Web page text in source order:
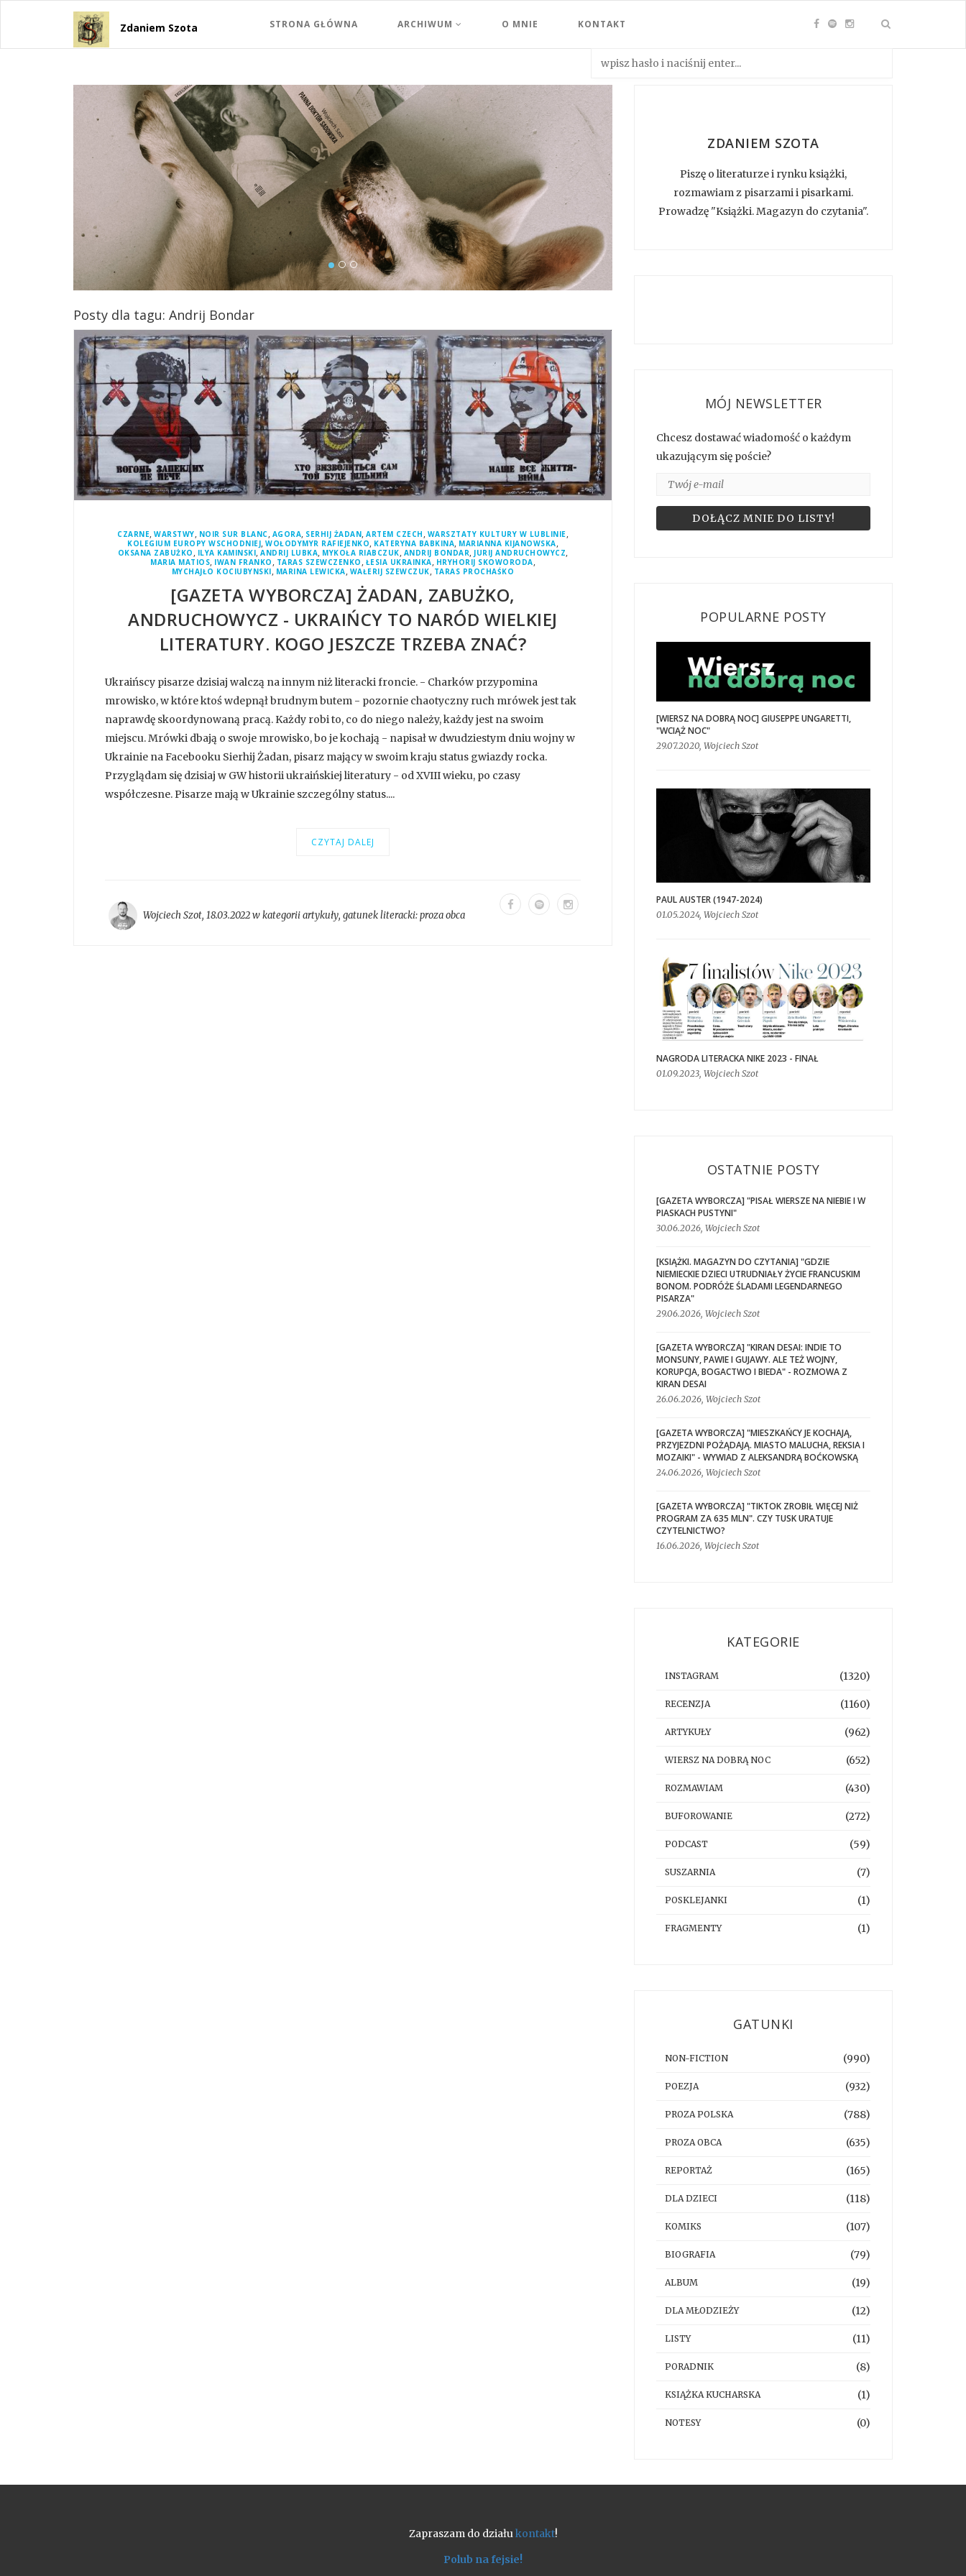
Zdaniem Szota STRONA GŁÓWNA ARCHIWUM O MNIE KONTAKT
Posty dla tagu: Andrij Bondar
CZARNE,WARSTWY, NOIR SUR BLANC, AGORA, SERHIJ ŻADAN,ARTEM CZECH , WARSZTATY KULTURY W LUBLINIE,
KOLEGIUM EUROPY WSCHODNIEJ,WOŁODYMYR RAFIEJENKO, KATERYNA BABKINA, MARIANNA KIJANOWSKA,
OKSANA ZABUŻKO , ILYA KAMINSKI,ANDRIJ LUBKA, MYKOŁA RIABCZUK, ANDRIJ BONDAR, JURIJ ANDRUCHOWYCZ,
MARIA MATIOS, IWAN FRANKO , TARAS SZEWCZENKO , ŁESIA UKRAINKA, HRYHORIJ SKOWORODA,
MYCHAJŁO KOCIUBYNSKI, MARINA LEWICKA, WAŁERIJ SZEWCZUK, TARAS PROCHAŚKO
[GAZETA WYBORCZA] ŻADAN, ZABUŻKO,
ANDRUCHOWYCZ - UKRAIŃCY TO NARÓD WIELKIEJ
LITERATURY. KOGO JESZCZE TRZEBA ZNAĆ?
Ukraińscy pisarze dzisiaj walczą na innym niż literacki froncie. - Charków przypomina
mrowisko, w które ktoś wdepnął brudnym butem - pozornie chaotyczny ruch mrówek jest tak
naprawdę skoordynowaną pracą. Każdy robi to, co do niego należy, każdy jest na swoim
miejscu. Mrówki dbają o swoje mrowisko, bo je kochają - napisał w dwudziestym dniu wojny w
Ukrainie na Facebooku Sierhij Żadan, pisarz mający w swoim kraju status gwiazdy rocka.
Przyglądam się dzisiaj w GW historii ukraińskiej literatury - od XVIII wieku, po czasy
współczesne. Pisarze mają w Ukrainie szczególny status....
CZYTAJ DALEJ
Wojciech Szot, 18.03.2022 w kategoriiartykuły, gatunek literacki:proza obca
ZDANIEM SZOTA
Piszę o literaturze i rynku książki,
rozmawiam z pisarzami i pisarkami.
Prowadzę "Książki. Magazyn do czytania".
MÓJ NEWSLETTER
Chcesz dostawać wiadomość o każdym
ukazującym się poście?
POPULARNE POSTY
[WIERSZ NA DOBRĄ NOC] GIUSEPPE UNGARETTI,
"WCIĄŻ NOC"
29.07.2020, Wojciech Szot
PAUL AUSTER (1947-2024)
01.05.2024, Wojciech Szot
NAGRODA LITERACKA NIKE 2023 - FINAŁ
01.09.2023, Wojciech Szot
OSTATNIE POSTY
[GAZETA WYBORCZA] "PISAŁ WIERSZE NA NIEBIE I W
PIASKACH PUSTYNI"
30.06.2026, Wojciech Szot
[KSIĄŻKI. MAGAZYN DO CZYTANIA] "GDZIE
NIEMIECKIE DZIECI UTRUDNIAŁY ŻYCIE FRANCUSKIM
BONOM. PODRÓŻE ŚLADAMI LEGENDARNEGO
PISARZA"
29.06.2026, Wojciech Szot
[GAZETA WYBORCZA] "KIRAN DESAI: INDIE TO
MONSUNY, PAWIE I GUJAWY. ALE TEŻ WOJNY,
KORUPCJA, BOGACTWO I BIEDA" - ROZMOWA Z
KIRAN DESAI
26.06.2026, Wojciech Szot
[GAZETA WYBORCZA] "MIESZKAŃCY JE KOCHAJĄ,
PRZYJEZDNI POŻĄDAJĄ. MIASTO MALUCHA, REKSIA I
MOZAIKI" - WYWIAD Z ALEKSANDRĄ BOĆKOWSKĄ
24.06.2026, Wojciech Szot
[GAZETA WYBORCZA] "TIKTOK ZROBIŁ WIĘCEJ NIŻ
PROGRAM ZA 635 MLN". CZY TUSK URATUJE
CZYTELNICTWO?
16.06.2026, Wojciech Szot
KATEGORIE
INSTAGRAM (1320)
RECENZJA (1160)
ARTYKUŁY (962)
WIERSZ NA DOBRĄ NOC (652)
ROZMAWIAM (430)
BUFOROWANIE (272)
PODCAST (59)
SUSZARNIA (7)
POSKLEJANKI (1)
FRAGMENTY (1)
GATUNKI
NON-FICTION (990)
POEZJA (932)
PROZA POLSKA (788)
PROZA OBCA (635)
REPORTAŻ (165)
DLA DZIECI (118)
KOMIKS (107)
BIOGRAFIA (79)
ALBUM (19)
DLA MŁODZIEŻY (12)
LISTY (11)
PORADNIK (8)
KSIĄŻKA KUCHARSKA (1)
NOTESY (0)
Zapraszam do działukontakt!
Polub na fejsie!